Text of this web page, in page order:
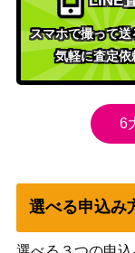
スマホで撮って送
気軽に査定依
6
選べる申込み